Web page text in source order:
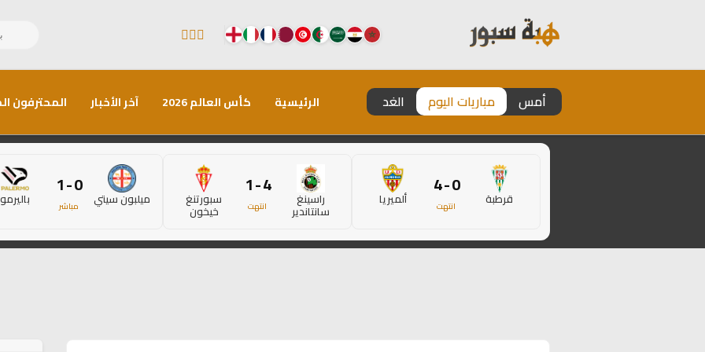
أمس مباريات اليوم الغد الرئيسية كأس العالم 2026 آخر الأخبار المحترفون
قرطبة 0 - 4
انتهت ألميريا راسينغ
سانتاندير
4 - 1
انتهت سبورتنغ
خيخون
ميلبون سيتي 0 - 1
مباشر باليرمو